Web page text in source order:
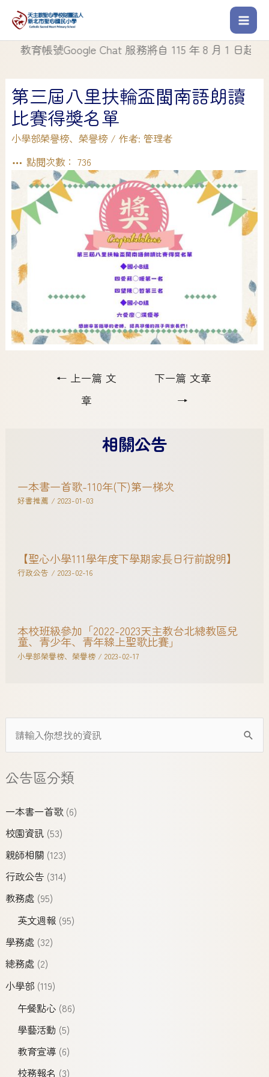
育帳號Google Chat 服務將自 115 年 8 月 1 日起停止使
公告區分類
一本書一首歌(6)
校園資訊(53)
親師相關(123)
行政公告(314)
教務處(95)
英文週報(95)
學務處(32)
總務處(2)
小學部(119)
午餐點心(86)
學藝活動 (5)
教育宣導(6)
校務報名 (3)
第三屆八里扶輪盃閩南語朗讀
比賽得獎名單
小學部榮譽榜、 榮譽榜/ 作者: 管理者
點閱次數： 736
← 上一篇 文
章
下一篇 文章
→
相關公告
一本書一首歌-110年(下)第一梯次
好書推薦 / 2023-01-03
【聖心小學111學年度下學期家長日行前說明】
行政公告 / 2023-02-16
本校班級參加「2022-2023天主教台北總教區兒
童、青少年、青年線上聖歌比賽」
小學部榮譽榜、 榮譽榜/ 2023-02-17